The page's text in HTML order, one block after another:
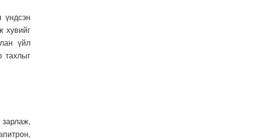
үндсэн
хувийг
үйл
тахлыг